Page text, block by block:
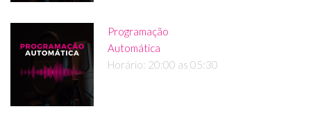
Programação
Automática
Horário: 20:00 as 05:30